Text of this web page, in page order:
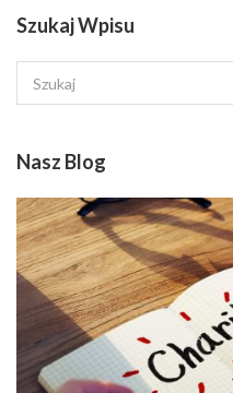
Szukaj Wpisu
Nasz Blog